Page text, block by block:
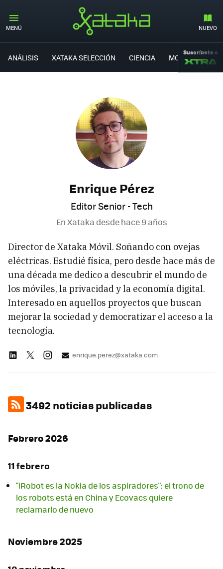
MENÚ NUEVO
ANÁLISIS XATAKA SELECCIÓN CIENCIA MOVILIDAD
Suscríbete a
Enrique Pérez
Editor Senior - Tech
En Xataka desdehace 9 años
Director de Xataka Móvil. Soñando con ovejas
eléctricas. Estudié física, pero desde hace más de
una década me dedico a descubrir el mundo de
los móviles, la privacidad y la economía digital.
Interesado en aquellos proyectos que buscan
mejorar la sociedad y democratizar el acceso a la
tecnología.
enrique.perez@xataka.com
3492 noticias publicadas
Febrero 2026
11 febrero
"iRobot es la Nokia de los aspiradores": el trono de
los robots está en China y Ecovacs quiere
reclamarlo de nuevo
Noviembre 2025